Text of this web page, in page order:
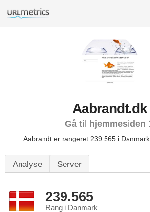
Aabrandt.dk
Gå til hjemmesiden
Aabrandt er rangeret 239.565 i Danmark.
Analyse Server
239.565
Rang i Danmark